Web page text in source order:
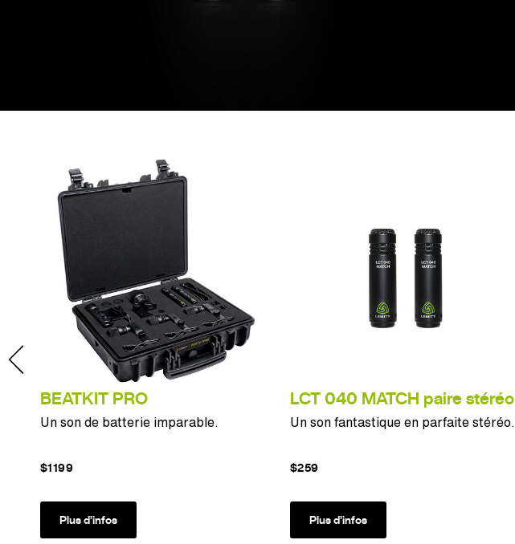
BEATKIT PRO
Un son de batterie imparable.
$1199
Plus d’infos
LCT 040 MATCH paire stéréo
Un son fantastique en parfaite stéréo.
$259
Plus d’infos